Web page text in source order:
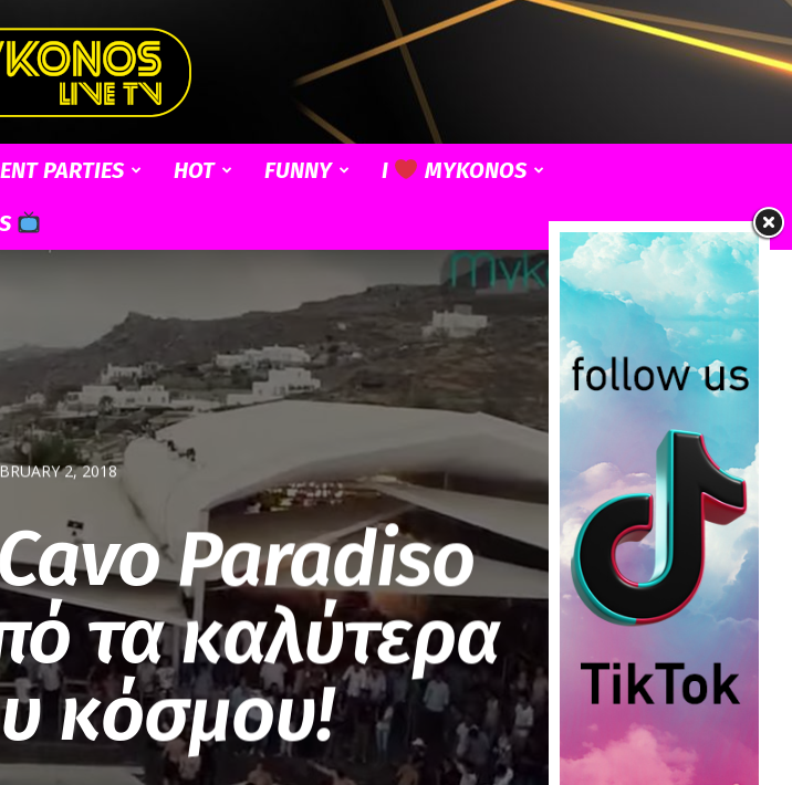
TV
PARTIES HOT FUNNY I
MYKONOS
2, 2018
Paradiso
τα καλύτερα
κόσμου!